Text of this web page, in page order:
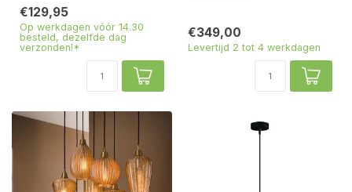
€129,95
Op werkdagen vóór 14.30
besteld, dezelfde dag
verzonden!*
€349,00
Levertijd 2 tot 4 werkdagen